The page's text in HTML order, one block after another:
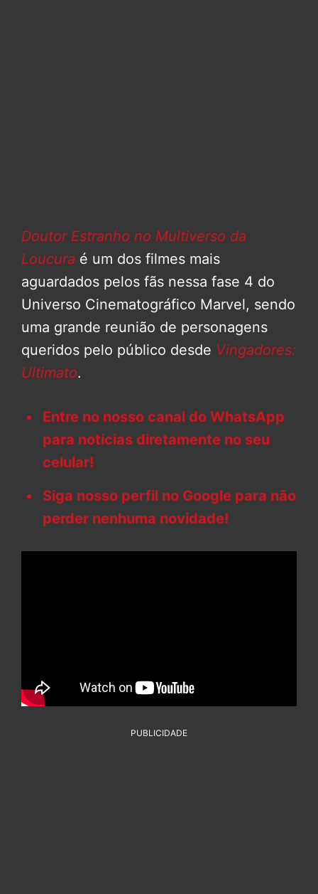
Doutor Estranho no Multiverso da
Loucura é um dos filmes mais
aguardados pelos fãs nessa fase 4 do
Universo Cinematográfico Marvel, sendo
uma grande reunião de personagens
queridos pelo público desde Vingadores:
Ultimato.
Entre no nosso canal do WhatsApp
para notícias diretamente no seu
celular!
Siga nosso perfil no Google para não
perder nenhuma novidade!
PUBLICIDADE